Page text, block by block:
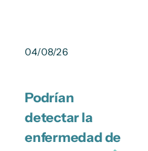
04/08/26
Podrían
detectar la
enfermedad de